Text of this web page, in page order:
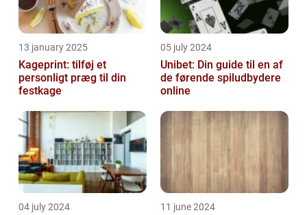
13 january 2025
Kageprint: tilføj et
personligt præg til din
festkage
05 july 2024
Unibet: Din guide til en af
de førende spiludbydere
online
04 july 2024 11 june 2024